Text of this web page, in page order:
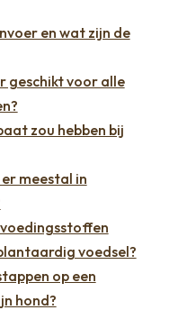
en wat zijn de
geschikt voor alle
zou hebben bij
meestal in
voedsel?
op een
hond?